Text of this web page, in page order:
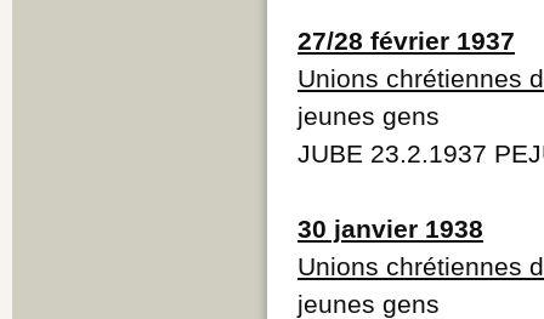
27/28 février 1937
Unions chrétiennes
jeunes gens
JUBE 23.2.1937
30 janvier 1938
Unions chrétiennes
jeunes gens